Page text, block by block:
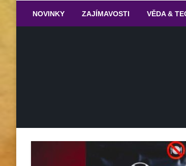
NOVINKY ZAJÍMAVOSTI VĚDA &